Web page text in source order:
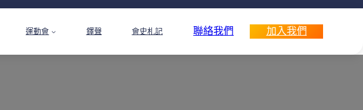
運動會 鐸聲 會史札記 聯絡我們 加入我們